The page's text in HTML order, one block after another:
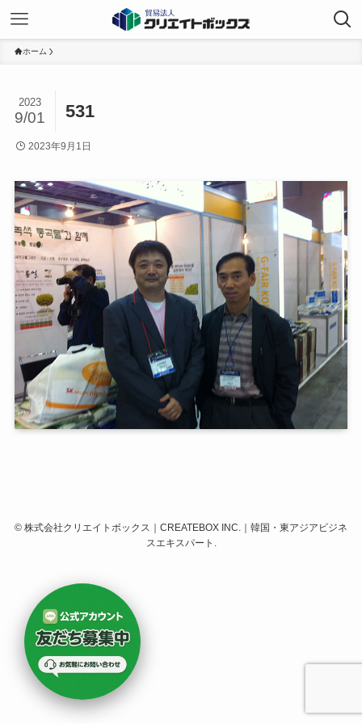
ホーム
531
2023
9/01
2023年9月1日
© 株式会社クリエイトボックス｜CREATEBOX INC.｜韓国・東アジアビジネ
スエキスパート.